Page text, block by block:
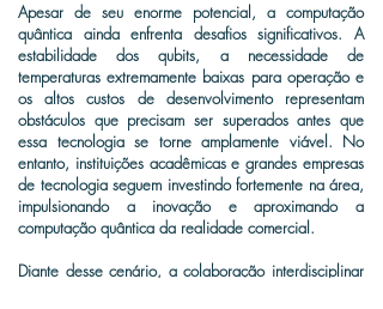
Apesar de seu enorme potencial, a computação
quântica ainda enfrenta desafios significativos. A
estabilidade dos qubits, a necessidade de
temperaturas extremamente baixas para operação e
os altos custos de desenvolvimento representam
obstáculos que precisam ser superados antes que
essa tecnologia se torne amplamente viável. No
entanto, instituições acadêmicas e grandes empresas
de tecnologia seguem investindo fortemente na área,
impulsionando a inovação e aproximando a
computação quântica da realidade comercial.
Diante desse cenário, a colaboração interdisciplinar